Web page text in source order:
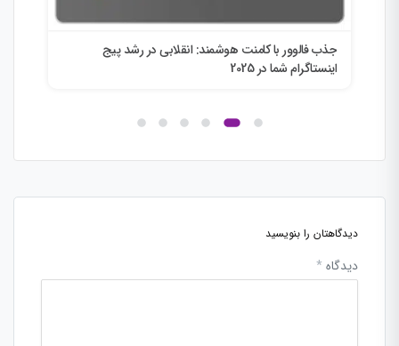
جذب فالوور با کامنت هوشمند: انقلابی در رشد پیج
اینستاگرام شما در 2025
دیدگاهتان را بنویسید
دیدگاه *